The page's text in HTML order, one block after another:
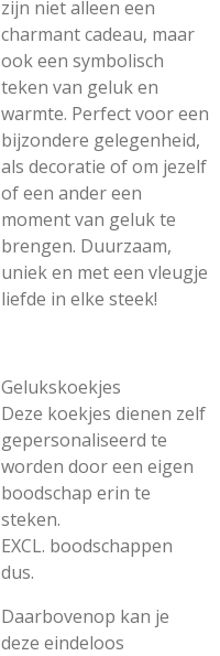
zijn niet alleen een
charmant cadeau, maar
ook een symbolisch
teken van geluk en
warmte. Perfect voor een
bijzondere gelegenheid,
als decoratie of om jezelf
of een ander een
moment van geluk te
brengen. Duurzaam,
uniek en met een vleugje
liefde in elke steek!
Gelukskoekjes
Deze koekjes dienen zelf
gepersonaliseerd te
worden door een eigen
boodschap erin te
steken.
EXCL. boodschappen
dus.
Daarbovenop kan je
deze eindeloos